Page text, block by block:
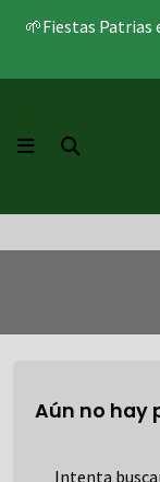
🌱Fiestas Patrias
Aún no hay
Intenta